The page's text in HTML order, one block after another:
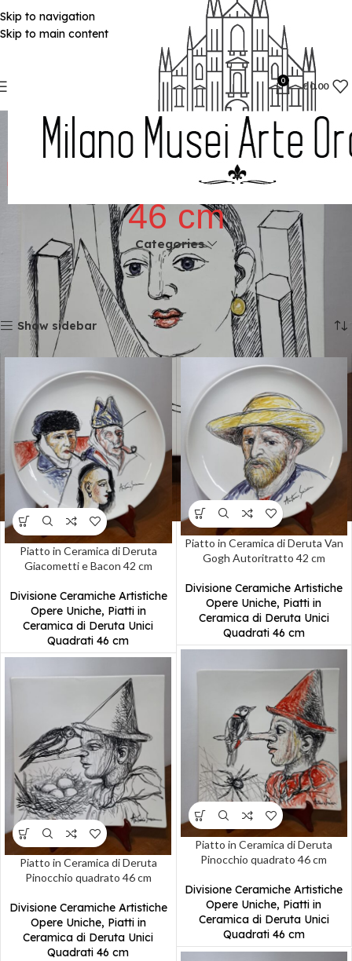
Skip to navigation
Skip to main content
0 € 0.00
Piatti in Ceramica di
Deruta Unici Quadrati
46 cm
Categories
Home Divisione Ceramiche Artistiche Opere Uniche
Piatti in Ceramica di Deruta Unici Quadrati 46 cm
Visualizzazione di 8 risultati
Show sidebar
Piatto in Ceramica di Deruta
Giacometti e Bacon 42 cm
Divisione Ceramiche Artistiche
Opere Uniche, Piatti in
Ceramica di Deruta Unici
Quadrati 46 cm
Piatto in Ceramica di Deruta Van
Gogh Autoritratto 42 cm
Divisione Ceramiche Artistiche
Opere Uniche, Piatti in
Ceramica di Deruta Unici
Quadrati 46 cm
Piatto in Ceramica di Deruta
Pinocchio quadrato 46 cm
Divisione Ceramiche Artistiche
Opere Uniche, Piatti in
Ceramica di Deruta Unici
Quadrati 46 cm
Piatto in Ceramica di Deruta
Pinocchio quadrato 46 cm
Divisione Ceramiche Artistiche
Opere Uniche, Piatti in
Ceramica di Deruta Unici
Quadrati 46 cm